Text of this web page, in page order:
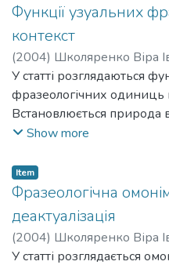
Функції узуальних
контекст
(2004) Школяренко Віра
Ivanivna
У статті розглядаються
фразеологічних одиниць
Встановлюється природа
тенденцій розвитку:
екстра-та
її стабільності.
багатоплановості і
основу значення, в
впливом контексту.
Show more
Item
Фразеологічна
деактуалізація
(2004) Школяренко Віра
Ivanivna
У статті розглядається